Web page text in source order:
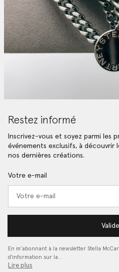
Restez informé
Inscrivez-vous et soyez parmi les
événements exclusifs, à découvrir
nos dernières créations.
Votre e-mail
En m’abonnant à la newsletter Stella
d'information sur la…
Lire plus